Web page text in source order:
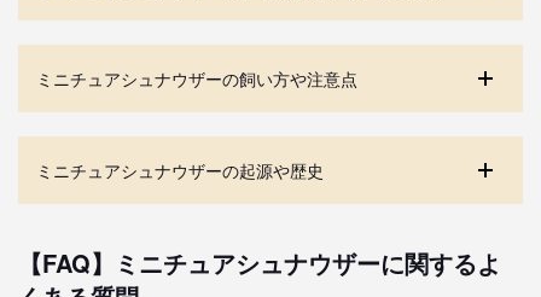
ミニチュアシュナウザーの飼い方や注意点
ミニチュアシュナウザーの起源や歴史
【FAQ】ミニチュアシュナウザーに関するよ